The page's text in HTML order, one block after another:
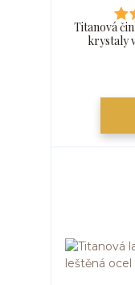
Titanová
krystaly